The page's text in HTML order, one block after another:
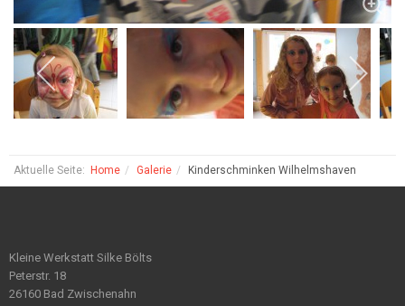
Aktuelle Seite: Home Galerie Kinderschminken Wilhelmshaven
Kleine Werkstatt Silke Bölts
Peterstr. 18
26160 Bad Zwischenahn